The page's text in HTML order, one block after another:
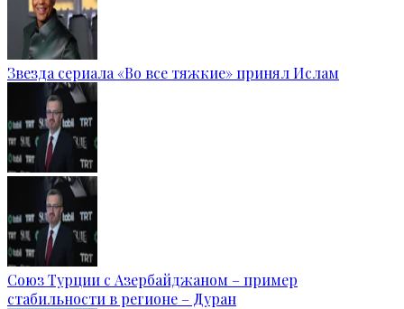
Звезда сериала «Во все тяжкие» принял Ислам
Союз Турции с Азербайджаном – пример
стабильности в регионе – Дуран